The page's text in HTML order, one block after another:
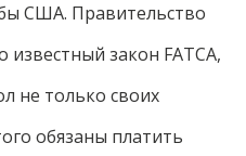
США. Правительство
закон FATCA,
не только своих
обязаны платить